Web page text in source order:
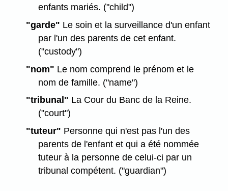
enfants mariés. ("child")
"garde" Le soin et la surveillance d'un enfant
par l'un des parents de cet enfant.
("custody")
"nom" Le nom comprend le prénom et le
nom de famille. ("name")
"tribunal" La Cour du Banc de la Reine.
("court")
"tuteur" Personne qui n'est pas l'un des
parents de l'enfant et qui a été nommée
tuteur à la personne de celui-ci par un
tribunal compétent. ("guardian")